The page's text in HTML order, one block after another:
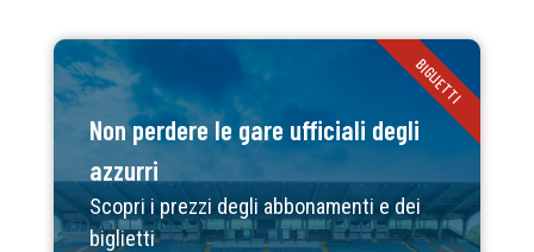
Non perdere le gare ufficiali degli
azzurri
Scopri i prezzi degli abbonamenti e dei
biglietti
BIGLIETTI